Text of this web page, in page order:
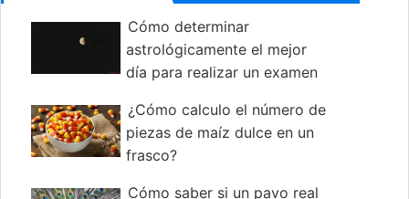
Cómo determinar
astrológicamente el mejor
día para realizar un examen
¿Cómo calculo el número de
piezas de maíz dulce en un
frasco?
Cómo saber si un pavo real